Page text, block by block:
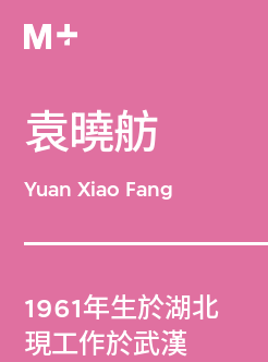
袁曉舫
Yuan Xiao Fang
1961年生於湖北
現工作於武漢